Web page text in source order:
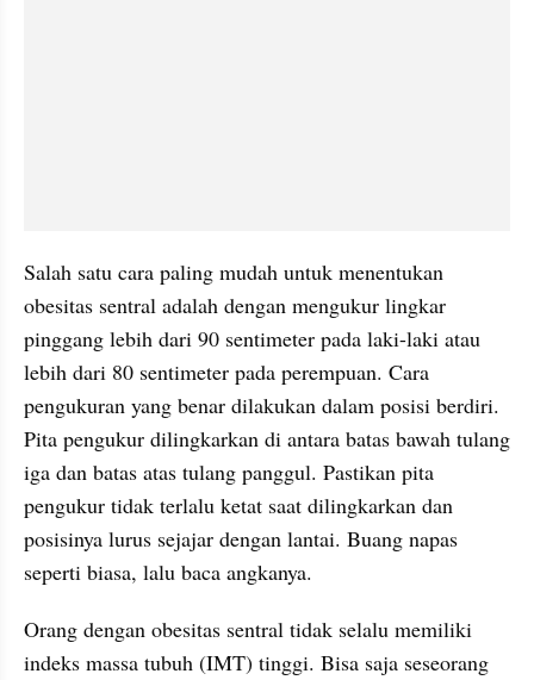
Salah satu cara paling mudah untuk menentukan
obesitas sentral adalah dengan mengukur lingkar
pinggang lebih dari 90 sentimeter pada laki-laki atau
lebih dari 80 sentimeter pada perempuan. Cara
pengukuran yang benar dilakukan dalam posisi berdiri.
Pita pengukur dilingkarkan di antara batas bawah tulang
iga dan batas atas tulang panggul. Pastikan pita
pengukur tidak terlalu ketat saat dilingkarkan dan
posisinya lurus sejajar dengan lantai. Buang napas
seperti biasa, lalu baca angkanya.
Orang dengan obesitas sentral tidak selalu memiliki
indeks massa tubuh (IMT) tinggi. Bisa saja seseorang